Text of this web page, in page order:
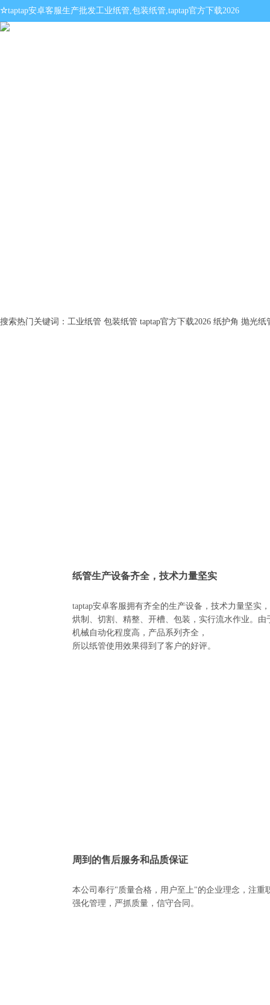
☆taptap安卓客服生产批发工业纸管,包装纸管,taptap官方下载2026
搜索热门关键词：工业纸管 包装纸管 taptap官方下载2026 纸护角 抛光纸
纸管生产设备齐全，技术力量坚实
taptap安卓客服拥有齐全的生产设备，技术力量坚实
烘制、切割、精整、开槽、包装，实行流水作业。由
机械自动化程度高，产品系列齐全，
所以纸管使用效果得到了客户的好评。
周到的售后服务和品质保证
本公司奉行"质量合格，用户至上"的企业理念，注重
强化管理，严抓质量，信守合同。